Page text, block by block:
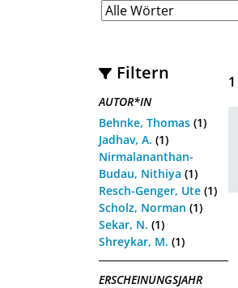
Filtern
AUTOR*IN
Behnke, Thomas (1)
Jadhav, A. (1)
Nirmalananthan-
Budau, Nithiya (1)
Resch-Genger, Ute (1)
Scholz, Norman (1)
Sekar, N. (1)
Shreykar, M. (1)
ERSCHEINUNGSJAHR
1